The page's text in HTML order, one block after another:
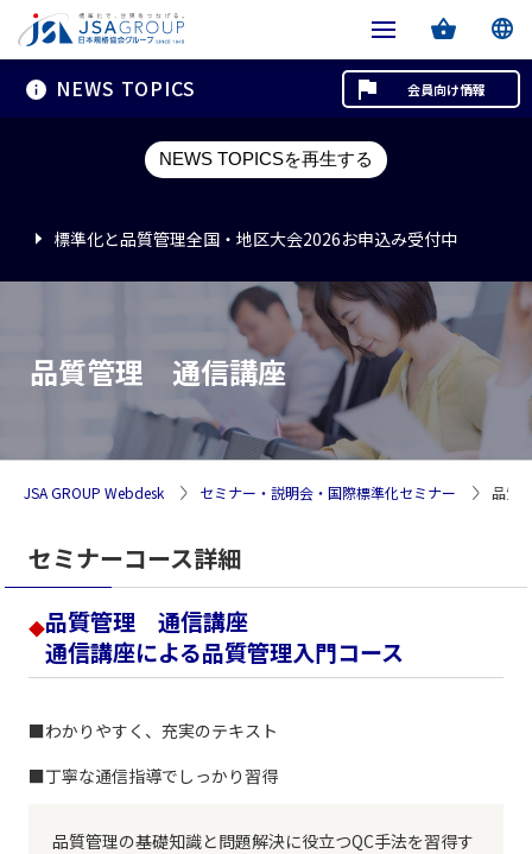
NEWS TOPICS
NEWS TOPICSを再生する
標準化と品質管理全国・地区大会2026お申込み受付中
標準化と品質管理全国・地区大会2026お申込み受付中
標準化と品質管理全国・地区大会2026お申込み受付中
会員向け情報
品質管理 通信講座
JSA GROUP Webdesk セミナー・説明会・国際標準化セミナー 品質
セミナーコース詳細
◆品質管理 通信講座
通信講座による品質管理入門コース
■わかりやすく、充実のテキスト
■丁寧な通信指導でしっかり習得
品質管理の基礎知識と問題解決に役立つQC手法を習得す